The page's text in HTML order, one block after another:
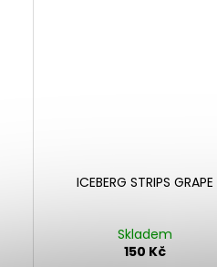
ICEBERG STRIPS GRAPE
Skladem
150 Kč